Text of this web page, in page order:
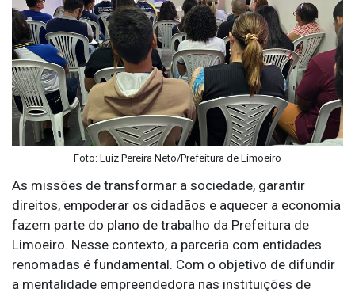
Foto: Luiz Pereira Neto/Prefeitura de Limoeiro
As missões de transformar a sociedade, garantir
direitos, empoderar os cidadãos e aquecer a economia
fazem parte do plano de trabalho da Prefeitura de
Limoeiro. Nesse contexto, a parceria com entidades
renomadas é fundamental. Com o objetivo de difundir
a mentalidade empreendedora nas instituições de